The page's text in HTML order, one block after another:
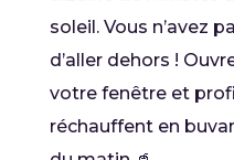
soleil. Vous n’avez
d’aller dehors !
votre fenêtre et
réchauffent en